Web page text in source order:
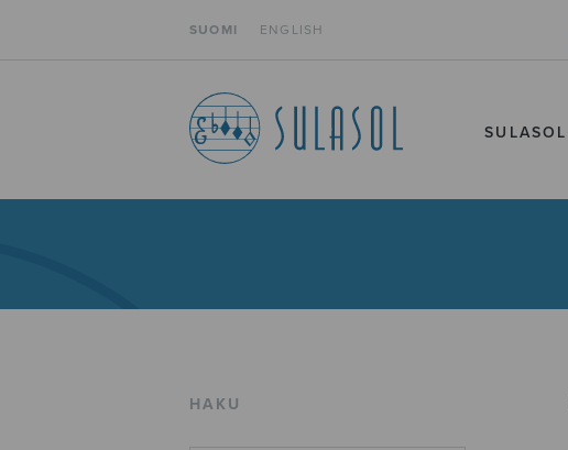
SUOMI ENGLISH
SULASOL
HAKU